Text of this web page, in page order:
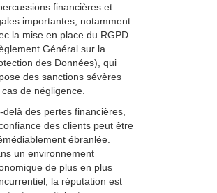
financières et
importantes, notamment
la mise en place du RGPD
Général sur la
des Données), qui
des sanctions sévères
de négligence.
delà des pertes financières,
des clients peut être
ébranlée.
un environnement
de plus en plus
la réputation est